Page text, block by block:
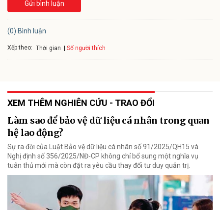
Gửi bình luận
(0) Bình luận
Xếp theo: Thời gian Số người thích
XEM THÊM NGHIÊN CỨU - TRAO ĐỔI
Làm sao để bảo vệ dữ liệu cá nhân trong quan
hệ lao động?
Sự ra đời của Luật Bảo vệ dữ liệu cá nhân số 91/2025/QH15 và
Nghị định số 356/2025/NĐ-CP không chỉ bổ sung một nghĩa vụ
tuân thủ mới mà còn đặt ra yêu cầu thay đổi tư duy quản trị.